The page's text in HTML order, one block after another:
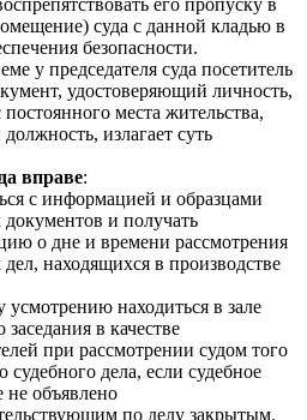
его пропуску в
суда с данной кладью в
безопасности.
у председателя суда посетитель
удостоверяющий личность,
места жительства,
излагает суть
вправе:
с информацией и образцами
документов и получать
о дне и времени рассмотрения
находящихся в производстве
усмотрению находиться в зале
заседания в качестве
при рассмотрении судом того
судебного дела, если судебное
не объявлено
по делу закрытым.